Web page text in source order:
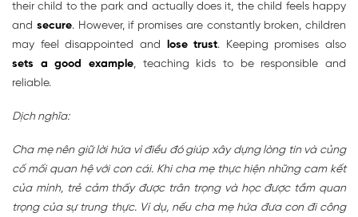
their child to the park and actually does it, the child feels happy
and secure. However, if promises are constantly broken, children
may feel disappointed and lose trust. Keeping promises also
sets a good example, teaching kids to be responsible and
reliable.
Dịch nghĩa:
Cha mẹ nên giữ lời hứa vì điều đó giúp xây dựng lòng tin và củng
cố mối quan hệ với con cái. Khi cha mẹ thực hiện những cam kết
của mình, trẻ cảm thấy được trân trọng và học được tầm quan
trọng của sự trung thực. Ví dụ, nếu cha mẹ hứa đưa con đi công